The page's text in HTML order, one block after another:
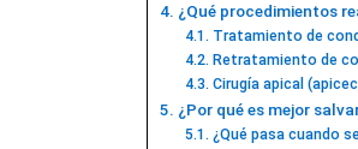
¿Qué procedimientos
Tratamiento de
Retratamiento de
Cirugía apical
¿Por qué es mejor
¿Qué pasa cuando